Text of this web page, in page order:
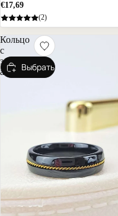
€17,69
(2)
Кольцо
с
золотым
акцентомВыбрать